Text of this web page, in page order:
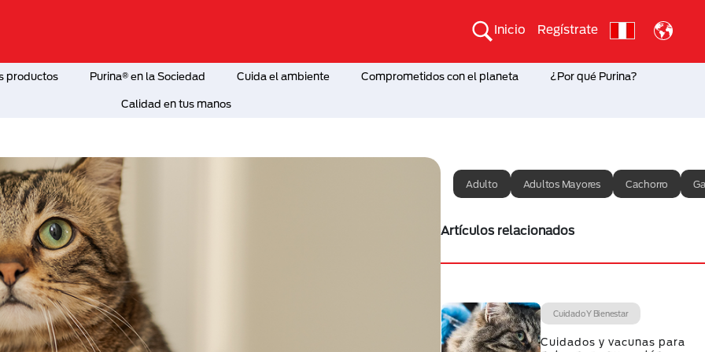
Inicio Regístrate
productos Purina® en la Sociedad Cuida el ambiente Comprometidos con el planeta ¿Por qué Purina?
Calidad en tus manos
Adulto Adultos Mayores Cachorro
Artículos relacionados
Cuidado Y Bienestar
Cuidados y vacunas para